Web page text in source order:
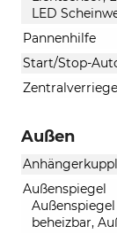
LED
Pannenhilfe
Start/Stop-
Außen
Außenspiegel
beheizbar,